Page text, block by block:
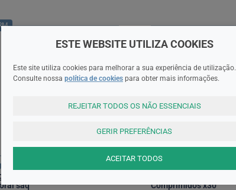
1229,6 mg x 20 pó
saq
Comprimidos x30
ESTE WEBSITE UTILIZA COOKIES
Este site utiliza cookies para melhorar a sua experiência de utilização.
Consulte nossa política de cookies para obter mais informações.
REJEITAR TODOS OS NÃO ESSENCIAIS
GERIR PREFERÊNCIAS
ACEITAR TODOS